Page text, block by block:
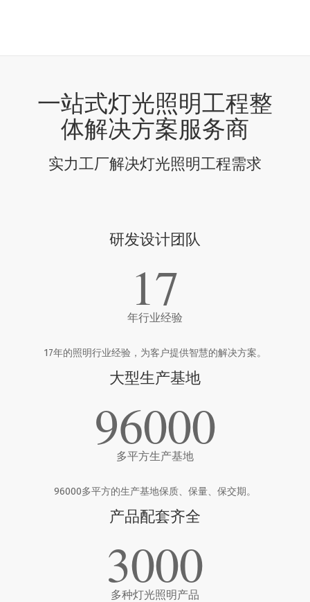
一站式灯光照明工程整
体解决方案服务商
实力工厂解决灯光照明工程需求
研发设计团队
17
年行业经验
17年的照明行业经验，为客户提供智慧的解决方案。
大型生产基地
96000
多平方生产基地
96000多平方的生产基地保质、保量、保交期。
产品配套齐全
3000
多种灯光照明产品